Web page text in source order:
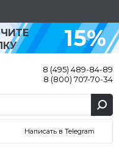
15%
8 (495) 489-84-89
8 (800) 707-70-34
Написать в Telegram